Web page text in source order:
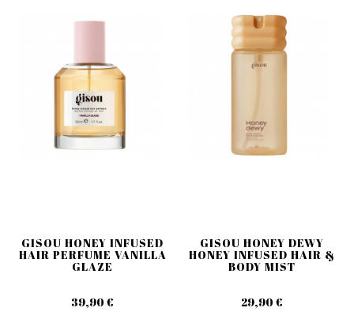
GISOU HONEY INFUSED
HAIR PERFUME VANILLA
GLAZE
39,90 €
GISOU HONEY DEWY
HONEY INFUSED HAIR &
BODY MIST
29,90 €